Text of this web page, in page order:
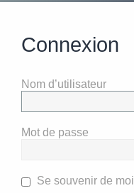
Connexion
Nom d’utilisateur
Mot de passe
Se souvenir de moi